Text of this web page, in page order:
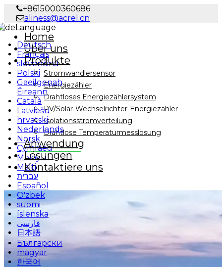
+8615000360686
aliness@acrel.cn
Language
Deutsch
Français
slovenčina
Polski
Gaeilgenah
Éireann
Català
Latviešu
hrvatski
Nederlands
Norsk
Cymraeg
Melayu
Malti
עברית
Español
O'zbek
suomi
íslenska
فارسی
日本語
Български
magyar
한국어
Home
Über uns
Produkte
Stromwandlersensor
Energiezähler
Drahtloses Energiezählersystem
PV/Solar-Wechselrichter-Energiezähler
Isolationsstromverteilung
Drahtlose Temperaturmesslösung
Anwendung
Lösungen
Kontaktiere uns